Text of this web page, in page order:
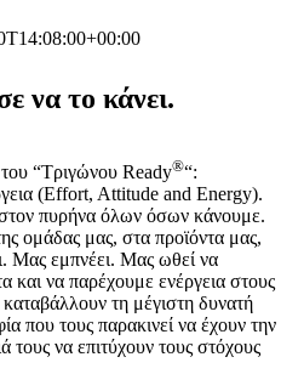
να το κάνει.
“Τριγώνου Ready®“:
(Effort, Attitude and Energy).
πυρήνα όλων όσων κάνουμε.
ομάδας μας, στα προϊόντα μας,
Μας εμπνέει. Μας ωθεί να
και να παρέχουμε ενέργεια στους
τη μέγιστη δυνατή
που τους παρακινεί να έχουν την
να επιτύχουν τους στόχους